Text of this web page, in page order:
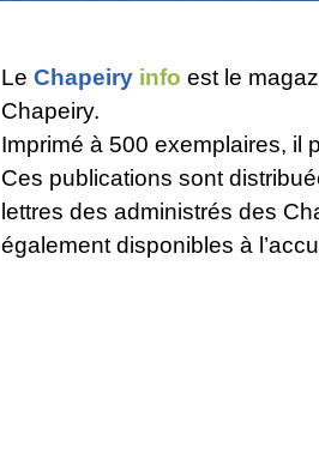
Le Chapeiry info est le
Chapeiry.
Imprimé à 500 exemplaires, il
Ces publications sont
lettres des administrés des
également disponibles à